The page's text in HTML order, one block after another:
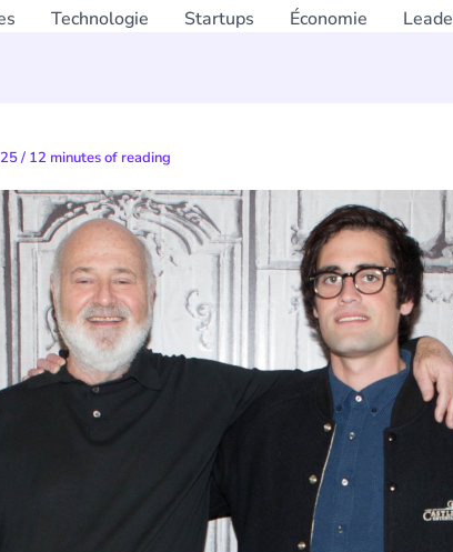
Technologie Startups Économie
/ 12 minutes of reading